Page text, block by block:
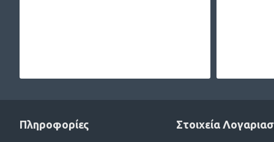
Πληροφορίες Στοιχεία